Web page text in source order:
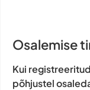
Osalemise
Kui
põhjustel